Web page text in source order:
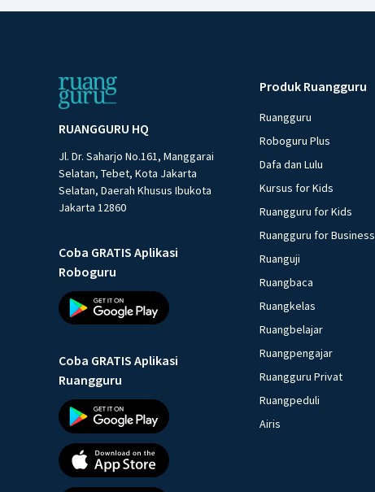
RUANGGURU HQ
Jl. Dr. Saharjo No.161, Manggarai
Selatan, Tebet, Kota Jakarta
Selatan, Daerah Khusus Ibukota
Jakarta 12860
Coba GRATIS Aplikasi
Roboguru
Coba GRATIS Aplikasi
Ruangguru
Produk Ruangguru
Ruangguru
Roboguru Plus
Dafa dan Lulu
Kursus for Kids
Ruangguru for Kids
Ruangguru for Business
Ruanguji
Ruangbaca
Ruangkelas
Ruangbelajar
Ruangpengajar
Ruangguru Privat
Ruangpeduli
Airis